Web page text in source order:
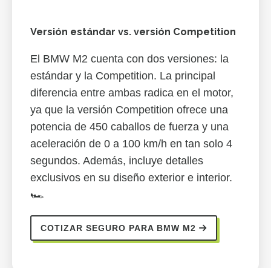
Versión estándar vs. versión Competition
El BMW M2 cuenta con dos versiones: la
estándar y la Competition. La principal
diferencia entre ambas radica en el motor,
ya que la versión Competition ofrece una
potencia de 450 caballos de fuerza y una
aceleración de 0 a 100 km/h en tan solo 4
segundos. Además, incluye detalles
exclusivos en su diseño exterior e interior.
🏎️
COTIZAR SEGURO PARA BMW M2